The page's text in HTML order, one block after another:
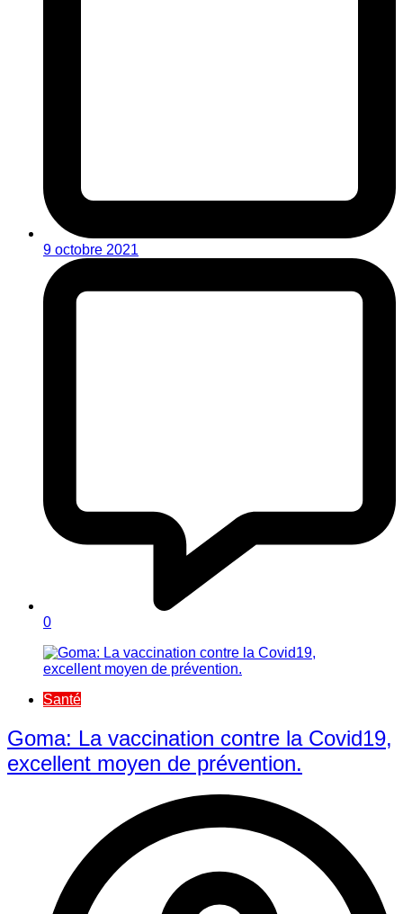
9 octobre 2021
0
Santé
Goma: La vaccination contre la Covid19,
excellent moyen de prévention.